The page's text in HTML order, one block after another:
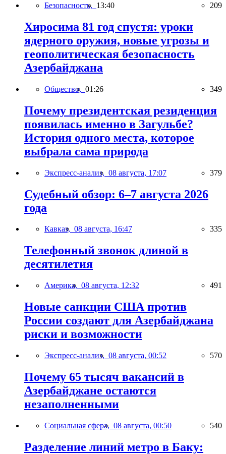
Безопасность, 13:40 209
Хиросима 81 год спустя: уроки
ядерного оружия, новые угрозы и
геополитическая безопасность
Азербайджана
Общество, 01:26 349
Почему президентская резиденция
появилась именно в Загульбе?
История одного места, которое
выбрала сама природа
Экспресс-анализ, 08 августа, 17:07 379
Судебный обзор: 6–7 августа 2026
года
Кавказ, 08 августа, 16:47 335
Телефонный звонок длиной в
десятилетия
Америка, 08 августа, 12:32 491
Новые санкции США против
России создают для Азербайджана
риски и возможности
Экспресс-анализ, 08 августа, 00:52 570
Почему 65 тысяч вакансий в
Азербайджане остаются
незаполненными
Социальная сфера, 08 августа, 00:50 540
Разделение линий метро в Баку: